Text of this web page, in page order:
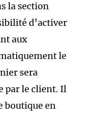
la section
d’activer
aux
le
sera
par le client. Il
boutique en